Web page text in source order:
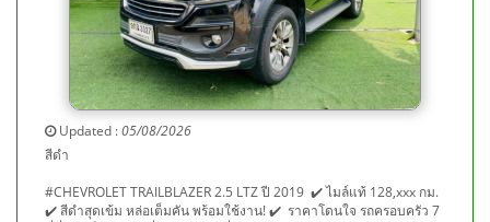
Updated :05/08/2026
สีดำ
#CHEVROLET TRAILBLAZER 2.5 LTZ ปี 2019 ✔️ ไมล์แท้ 128,xxx กม.
✔️ สีดำสุดเข้ม หล่อเต็มคัน พร้อมใช้งาน! ✔️ ราคาโดนใจ รถครอบครัว 7